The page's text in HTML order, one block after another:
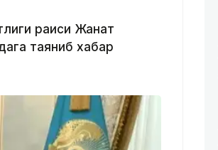
раиси Жанат
таяниб хабар